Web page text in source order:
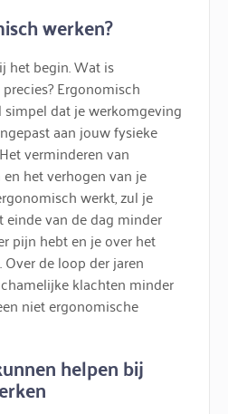
werken?
het begin. Wat is
Ergonomisch
dat je werkomgeving
aan jouw fysieke
verminderen van
het verhogen van je
werkt, zul je
einde van de dag minder
pijn hebt en je over het
de loop der jaren
klachten minder
niet ergonomische
helpen bij